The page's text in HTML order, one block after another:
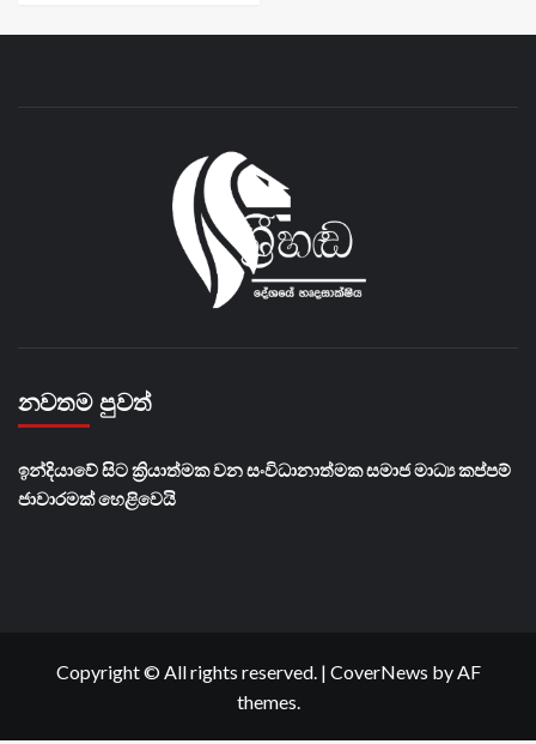
නවතම පුවත්
​ඉන්දියාවේ සිට ක්‍රියාත්මක වන සංවිධානාත්මක සමාජ මාධ්‍ය කප්පම්
ජාවාරමක් හෙළිවෙයි
Copyright © All rights reserved. | CoverNews by AF
themes.